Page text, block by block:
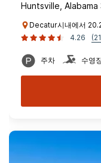
Huntsville,
Decatur시내에서
4.26
주차 수영